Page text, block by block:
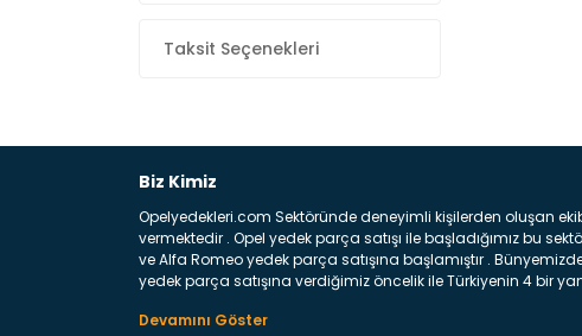
Taksit Seçenekleri
Biz Kimiz
Opelyedekleri.com Sektöründe deneyimli kişilerden oluşan
vermektedir . Opel yedek parça satışı ile başladığımız bu
ve Alfa Romeo yedek parça satışına başlamıştır .
yedek parça satışına verdiğimiz öncelik ile Türkiyenin 4 bir
belirttiğimiz parçalar sizlere fikir sağlayacaktır. Ön Tampon :